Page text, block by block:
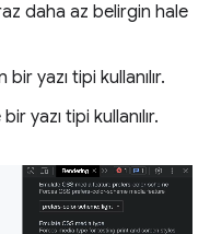
daha az belirgin hale
yazı tipi kullanılır.
yazı tipi kullanılır.